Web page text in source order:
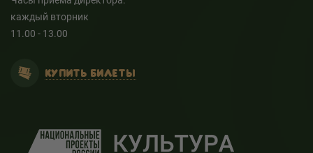
каждый вторник
11.00 - 13.00
КУПИТЬ БИЛЕТЫ